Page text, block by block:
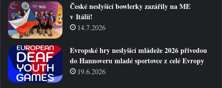
České neslyšící bowlerky zazářily na ME
v Itálii!
14.7.2026
Evropské hry neslyšící mládeže 2026 přivedou
do Hannoveru mladé sportovce z celé Evropy
19.6.2026